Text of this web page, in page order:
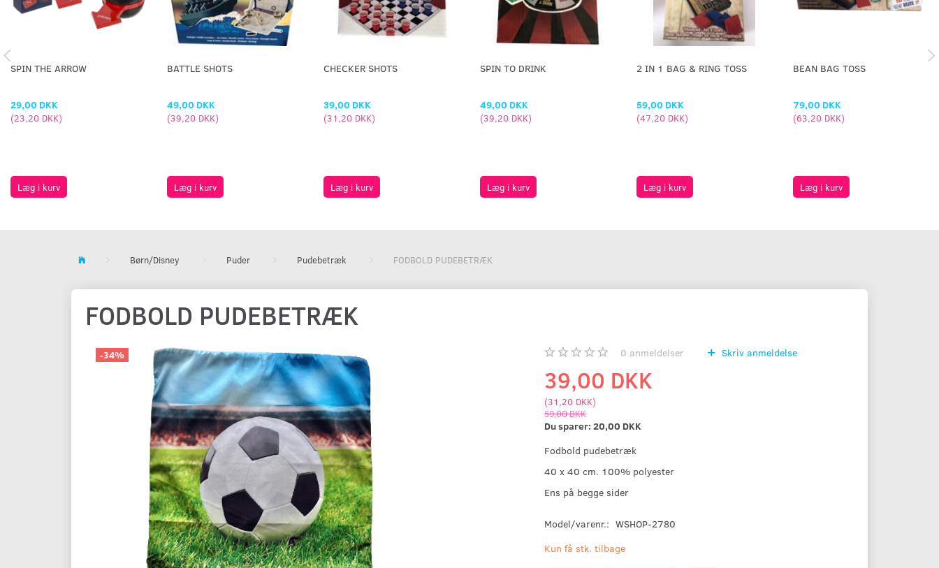
SPIN THE ARROW
29,00 DKK
(23,20 DKK)
Læg i kurv
BATTLE SHOTS
49,00 DKK
(39,20 DKK)
Læg i kurv
CHECKER SHOTS
39,00 DKK
(31,20 DKK)
Læg i kurv
SPIN TO DRINK
49,00 DKK
(39,20 DKK)
Læg i kurv
2 IN 1 BAG & RING TOSS
59,00 DKK
(47,20 DKK)
Læg i kurv
BEAN BAG TOSS
79,00 DKK
(63,20 DKK)
Læg i kurv
Børn/Disney Puder Pudebetræk FODBOLD PUDEBETRÆK
FODBOLD PUDEBETRÆK
-34% 0 anmeldelser Skriv anmeldelse
39,00 DKK
(31,20 DKK)
59,00 DKK
Du sparer: 20,00 DKK
Fodbold pudebetræk
40 x 40 cm. 100% polyester
Ens på begge sider
Model/varenr.: WSHOP-2780
Kun få stk. tilbage